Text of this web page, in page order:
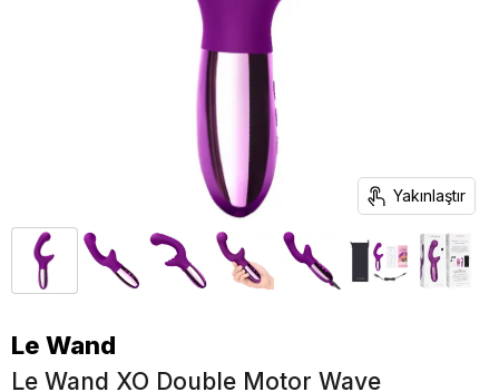
Yakınlaştır
Le Wand
Le Wand XO Double Motor Wave